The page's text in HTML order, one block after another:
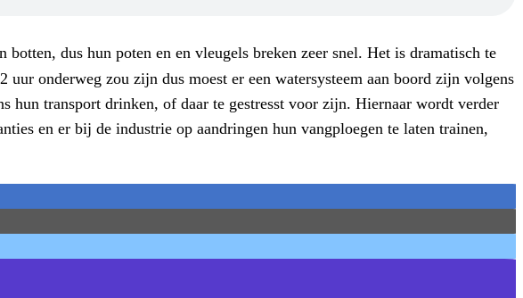
dus hun poten en en vleugels breken zeer snel. Het is dramatisch te
onderweg zou zijn dus moest er een watersysteem aan boord zijn volgens
transport drinken, of daar te gestresst voor zijn. Hiernaar wordt verder
en er bij de industrie op aandringen hun vangploegen te laten trainen,